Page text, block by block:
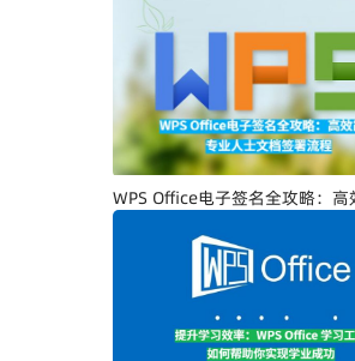
WPS Office电子签名全攻略：高